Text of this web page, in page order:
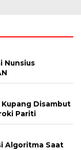
Nunsius
Kupang Disambut
Pariti
Algoritma Saat